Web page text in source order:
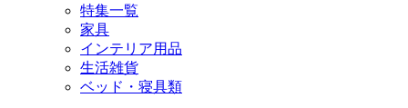
特集一覧
家具
インテリア用品
生活雑貨
ベッド・寝具類